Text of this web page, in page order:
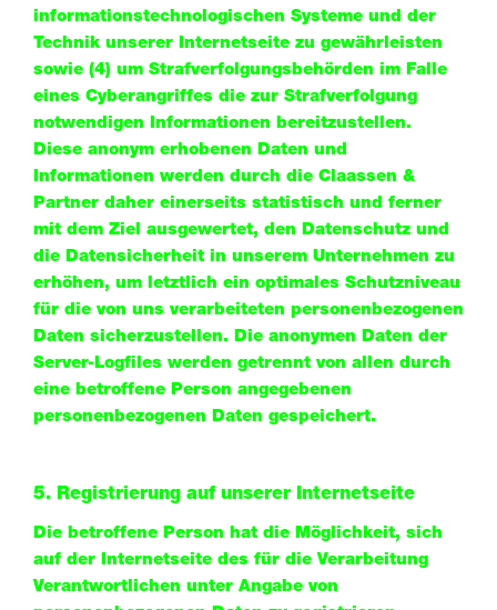
informationstechnologischen Systeme und der
Technik unserer Internetseite zu gewährleisten
sowie (4) um Strafverfolgungsbehörden im Falle
eines Cyberangriffes die zur Strafverfolgung
notwendigen Informationen bereitzustellen.
Diese anonym erhobenen Daten und
Informationen werden durch die Claassen &
Partner daher einerseits statistisch und ferner
mit dem Ziel ausgewertet, den Datenschutz und
die Datensicherheit in unserem Unternehmen zu
erhöhen, um letztlich ein optimales Schutzniveau
für die von uns verarbeiteten personenbezogenen
Daten sicherzustellen. Die anonymen Daten der
Server-Logfiles werden getrennt von allen durch
eine betroffene Person angegebenen
personenbezogenen Daten gespeichert.
5. Registrierung auf unserer Internetseite
Die betroffene Person hat die Möglichkeit, sich
auf der Internetseite des für die Verarbeitung
Verantwortlichen unter Angabe von